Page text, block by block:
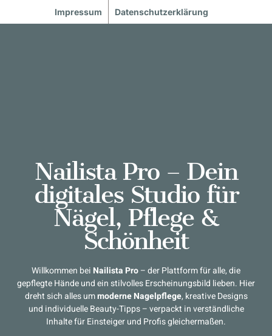
Impressum Datenschutzerklärung
Nailista Pro – Dein
digitales Studio für
Nägel, Pflege &
Schönheit
Willkommen bei Nailista Pro– der Plattform für alle, die
gepflegte Hände und ein stilvolles Erscheinungsbild lieben. Hier
dreht sich alles ummoderne Nagelpflege, kreative Designs
und individuelle Beauty-Tipps – verpackt in verständliche
Inhalte für Einsteiger und Profis gleichermaßen.